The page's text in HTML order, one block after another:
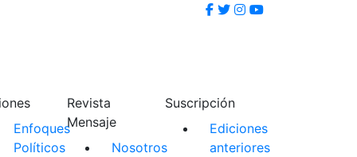
Enfoques
Políticos
Revista
Mensaje
Nosotros
Suscripción
Ediciones
anteriores